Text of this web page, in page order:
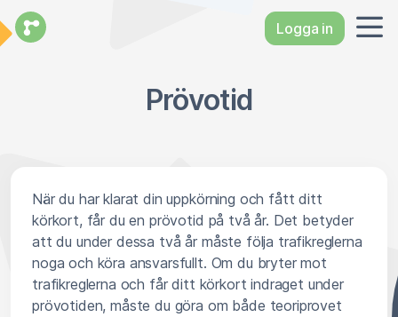
Logga in
Prövotid
När du har klarat din uppkörning och fått ditt
körkort, får du en prövotid på två år. Det betyder
att du under dessa två år måste följa trafikreglerna
noga och köra ansvarsfullt. Om du bryter mot
trafikreglerna och får ditt körkort indraget under
prövotiden, måste du göra om både teoriprovet